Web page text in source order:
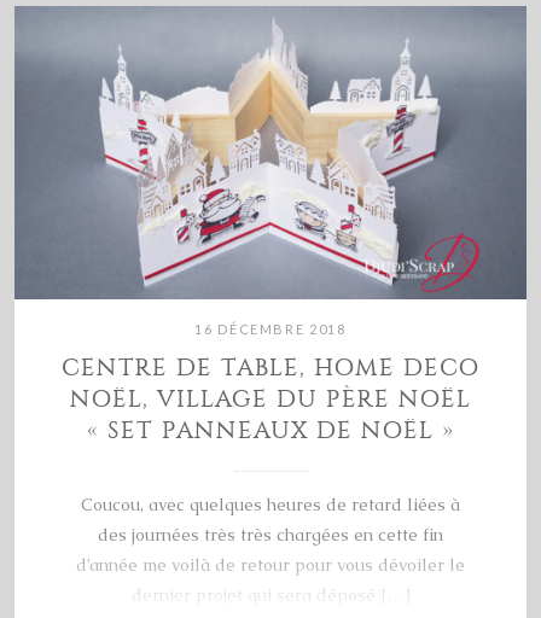
16 DÉCEMBRE 2018
CENTRE DE TABLE, HOME DECO
NOËL, VILLAGE DU PÈRE NOËL
« SET PANNEAUX DE NOËL »
Coucou, avec quelques heures de retard liées à
des journées très très chargées en cette fin
d’année me voilà de retour pour vous dévoiler le
dernier projet qui sera déposé […]